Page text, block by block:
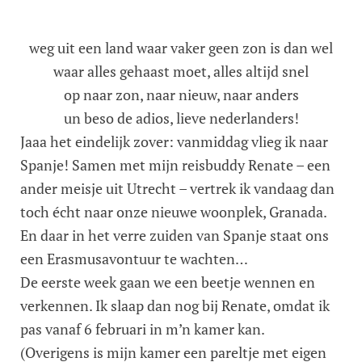
weg uit een land waar vaker geen zon is dan wel
waar alles gehaast moet, alles altijd snel
op naar zon, naar nieuw, naar anders
un beso de adios, lieve nederlanders!
Jaaa het eindelijk zover: vanmiddag vlieg ik naar
Spanje! Samen met mijn reisbuddy Renate – een
ander meisje uit Utrecht – vertrek ik vandaag dan
toch écht naar onze nieuwe woonplek, Granada.
En daar in het verre zuiden van Spanje staat ons
een Erasmusavontuur te wachten…
De eerste week gaan we een beetje wennen en
verkennen. Ik slaap dan nog bij Renate, omdat ik
pas vanaf 6 februari in m’n kamer kan.
(Overigens is mijn kamer een pareltje met eigen